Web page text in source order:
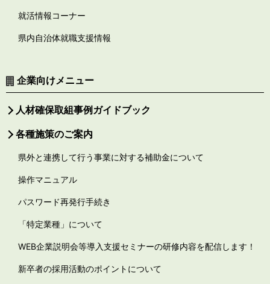
就活情報コーナー
県内自治体就職支援情報
企業向けメニュー
人材確保取組事例ガイドブック
各種施策のご案内
県外と連携して行う事業に対する補助金について
操作マニュアル
パスワード再発行手続き
「特定業種」について
WEB企業説明会等導入支援セミナーの研修内容を配信します！
新卒者の採用活動のポイントについて